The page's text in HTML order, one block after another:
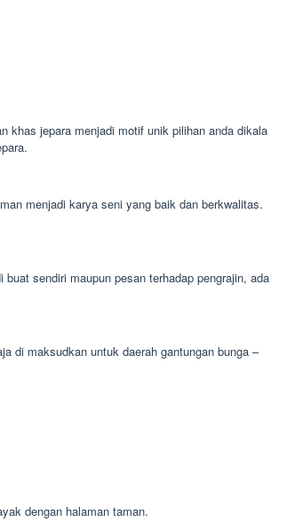
khas jepara menjadi motif unik pilihan anda dikala
menjadi karya seni yang baik dan berkwalitas.
sendiri maupun pesan terhadap pengrajin, ada
di maksudkan untuk daerah gantungan bunga –
dengan halaman taman.